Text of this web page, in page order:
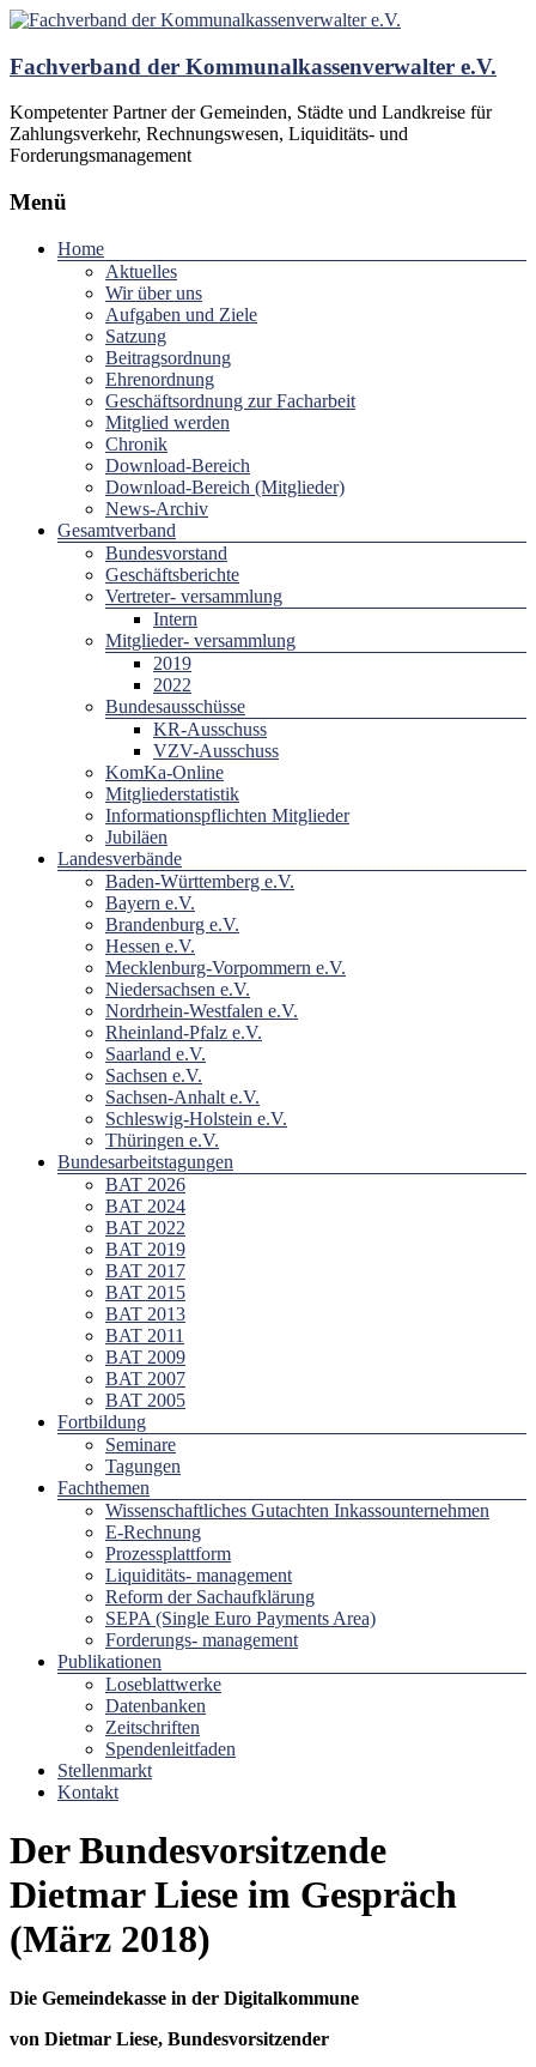
Fachverband der Kommunalkassenverwalter e.V.
Kompetenter Partner der Gemeinden, Städte und Landkreise für
Zahlungsverkehr, Rechnungswesen, Liquiditäts- und
Forderungsmanagement
Menü
Home
Aktuelles
Wir über uns
Aufgaben und Ziele
Satzung
Beitragsordnung
Ehrenordnung
Geschäftsordnung zur Facharbeit
Mitglied werden
Chronik
Download-Bereich
Download-Bereich (Mitglieder)
News-Archiv
Gesamtverband
Bundesvorstand
Geschäftsberichte
Vertreter- versammlung
Intern
Mitglieder- versammlung
2019
2022
Bundesausschüsse
KR-Ausschuss
VZV-Ausschuss
KomKa-Online
Mitgliederstatistik
Informationspflichten Mitglieder
Jubiläen
Landesverbände
Baden-Württemberg e.V.
Bayern e.V.
Brandenburg e.V.
Hessen e.V.
Mecklenburg-Vorpommern e.V.
Niedersachsen e.V.
Nordrhein-Westfalen e.V.
Rheinland-Pfalz e.V.
Saarland e.V.
Sachsen e.V.
Sachsen-Anhalt e.V.
Schleswig-Holstein e.V.
Thüringen e.V.
Bundesarbeitstagungen
BAT 2026
BAT 2024
BAT 2022
BAT 2019
BAT 2017
BAT 2015
BAT 2013
BAT 2011
BAT 2009
BAT 2007
BAT 2005
Fortbildung
Seminare
Tagungen
Fachthemen
Wissenschaftliches Gutachten Inkassounternehmen
E-Rechnung
Prozessplattform
Liquiditäts- management
Reform der Sachaufklärung
SEPA (Single Euro Payments Area)
Forderungs- management
Publikationen
Loseblattwerke
Datenbanken
Zeitschriften
Spendenleitfaden
Stellenmarkt
Kontakt
Der Bundesvorsitzende
Dietmar Liese im Gespräch
(März 2018)
Die Gemeindekasse in der Digitalkommune
von Dietmar Liese, Bundesvorsitzender